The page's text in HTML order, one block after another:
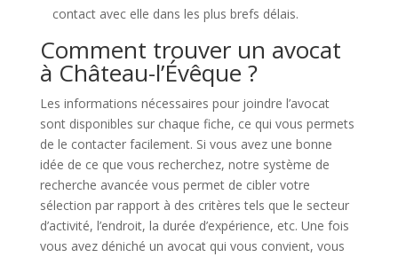
contact avec elle dans les plus brefs délais.
Comment trouver un avocat
à Château-l’Évêque ?
Les informations nécessaires pour joindre l’avocat
sont disponibles sur chaque fiche, ce qui vous permets
de le contacter facilement. Si vous avez une bonne
idée de ce que vous recherchez, notre système de
recherche avancée vous permet de cibler votre
sélection par rapport à des critères tels que le secteur
d’activité, l’endroit, la durée d’expérience, etc. Une fois
vous avez déniché un avocat qui vous convient, vous